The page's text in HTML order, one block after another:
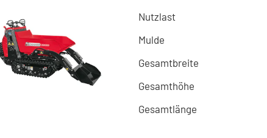
Nutzlast
Mulde
Gesamtbreite
Gesamthöhe
Gesamtlänge